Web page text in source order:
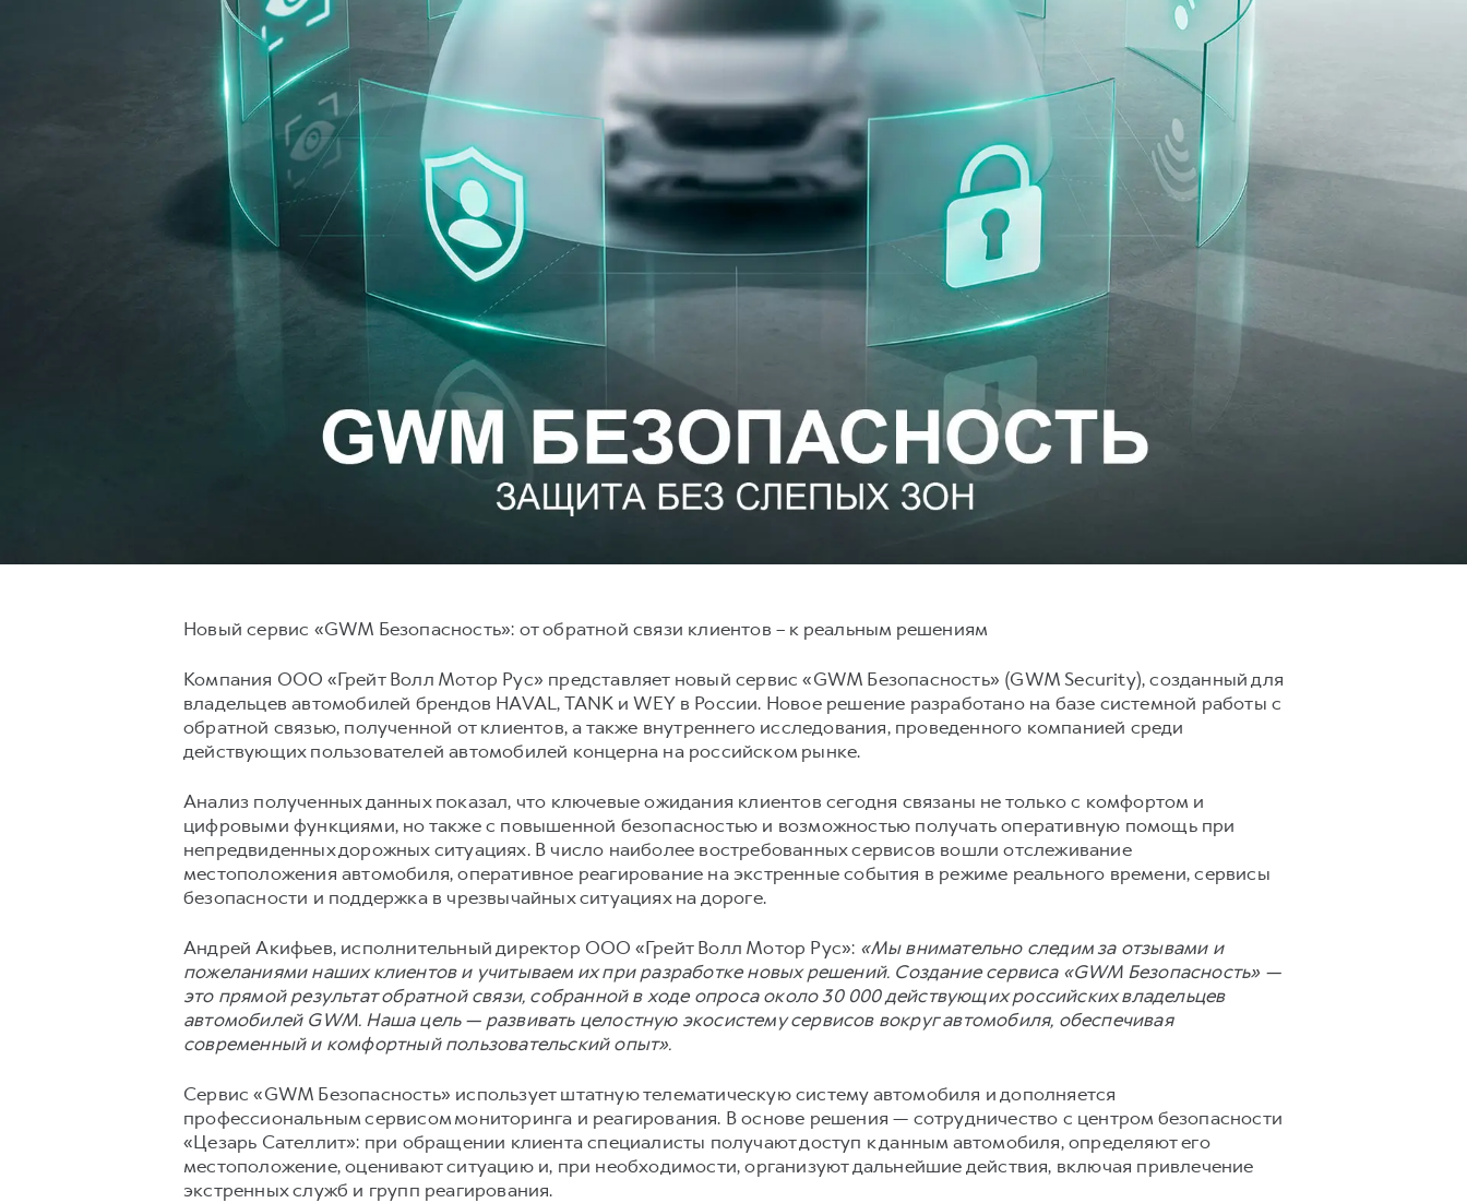
Новый сервис «GWM Безопасность»: от обратной связи клиентов – к реальным решениям
Компания ООО «Грейт Волл Мотор Рус» представляет новый сервис «GWM Безопасность» (GWM Security), созданный для
владельцев автомобилей брендов HAVAL, TANK и WEY в России. Новое решение разработано на базе системной работы с
обратной связью, полученной от клиентов, а также внутреннего исследования, проведенного компанией среди
действующих пользователей автомобилей концерна на российском рынке.
Анализ полученных данных показал, что ключевые ожидания клиентов сегодня связаны не только с комфортом и
цифровыми функциями, но также с повышенной безопасностью и возможностью получать оперативную помощь при
непредвиденных дорожных ситуациях. В число наиболее востребованных сервисов вошли отслеживание
местоположения автомобиля, оперативное реагирование на экстренные события в режиме реального времени, сервисы
безопасности и поддержка в чрезвычайных ситуациях на дороге.
Андрей Акифьев, исполнительный директор ООО «Грейт Волл Мотор Рус»: «Мы внимательно следим за отзывами и
пожеланиями наших клиентов и учитываем их при разработке новых решений. Создание сервиса «GWM Безопасность» —
это прямой результат обратной связи, собранной в ходе опроса около 30 000 действующих российских владельцев
автомобилей GWM. Наша цель — развивать целостную экосистему сервисов вокруг автомобиля, обеспечивая
современный и комфортный пользовательский опыт».
Сервис «GWM Безопасность» использует штатную телематическую систему автомобиля и дополняется
профессиональным сервисом мониторинга и реагирования. В основе решения — сотрудничество с центром безопасности
«Цезарь Сателлит»: при обращении клиента специалисты получают доступ к данным автомобиля, определяют его
местоположение, оценивают ситуацию и, при необходимости, организуют дальнейшие действия, включая привлечение
экстренных служб и групп реагирования.